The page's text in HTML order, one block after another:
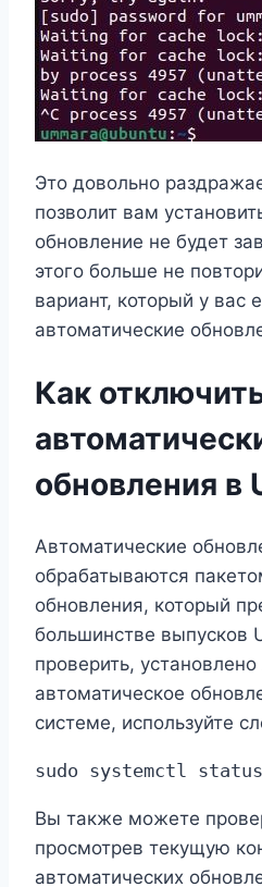
Это довольно
позволит вам
обновление не будет
этого больше не
вариант, который у вас
автоматические
Как
обновления в
Автоматические
обрабатываются
обновления, который
большинстве выпусков
проверить,
автоматическое
системе, используйте
sudo systemctl
Вы также можете
просмотрев текущую
автоматических